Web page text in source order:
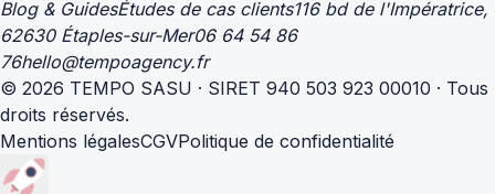
Blog & GuidesÉtudes de cas clients116 bd de l'Impératrice,
62630 Étaples-sur-Mer06 64 54 86
76hello@tempoagency.fr
© 2026 TEMPO SASU · SIRET 940 503 923 00010 · Tous
droits réservés.
Mentions légalesCGVPolitique de confidentialité